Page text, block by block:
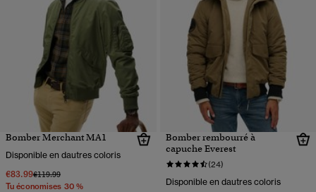
Bomber Merchant MA1
Disponible en dautres coloris
€83.99Prix réduit de
€119.99à
Tu économises 30 %
Bomber rembourré à
capuche Everest
(24)
Disponible en dautres coloris